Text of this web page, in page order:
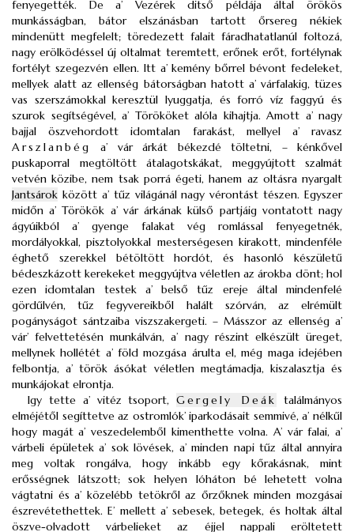
fenyegették. De a’ Vezérek ditső példája által örökös
munkásságban, bátor elszánásban tartott őrsereg nékiek
mindenütt megfelelt; töredezett falait fáradhatatlanúl foltozá,
nagy erölködéssel új oltalmat teremtett, erőnek erőt, fortélynak
fortélyt szegezvén ellen. Itt a’ kemény bőrrel bévont fedeleket,
mellyek alatt az ellenség bátorságban hatott a’ várfalakig, tüzes
vas szerszámokkal keresztül lyuggatja, és forró víz faggyú és
szurok segítségével, a’ Törököket alóla kihajtja. Amott a’ nagy
bajjal öszvehordott idomtalan farakást, mellyel a’ ravasz
Arszlanbég
a’ vár árkát békezdé töltetni, – kénkővel
puskaporral megtöltött átalagotskákat, meggyújtott szalmát
vetvén közibe, nem tsak porrá égeti, hanem az oltásra nyargalt
Jantsárok között a’ tűz világánál nagy vérontást tészen. Egyszer
midőn a’ Törökök a’ vár árkának külső partjáig vontatott nagy
ágyúikból a’ gyenge falakat vég romlással fenyegetnék,
mordályokkal, pisztolyokkal mesterségesen kirakott, mindenféle
éghető szerekkel bétöltött hordót, és hasonló készületű
bédeszkázott kerekeket meggyújtva véletlen az árokba dönt; hol
ezen idomtalan testek a’ belső tűz ereje által mindenfelé
gördűlvén, tűz fegyvereikből halált szórván, az elrémült
pogányságot sántzaiba viszszakergeti. – Másszor az ellenség a’
vár’ felvettetésén munkálván, a’ nagy részint elkészült üreget,
mellynek hollétét a’ föld mozgása árulta el, még maga idejében
felbontja, a’ török ásókat véletlen megtámadja, kiszalasztja és
munkájokat elrontja.
Igy tette a’ vitéz tsoport,Gergely Deák
találmányos
elméjétől segíttetve az ostromlók’ iparkodásait semmivé, a’ nélkűl
hogy magát a’ veszedelemből kimenthette volna. A’ vár falai, a’
várbeli épületek a’ sok lövések, a’ minden napi tűz által annyira
meg voltak rongálva, hogy inkább egy kőrakásnak, mint
erősségnek látszott; sok helyen lóháton bé lehetett volna
vágtatni és a’ közelébb tetökről az őrzőknek minden mozgásai
észrevétethettek. E’ mellett a’ sebesek, betegek, és holtak által
öszve-olvadott várbelieket az éjjel nappali eröltetett